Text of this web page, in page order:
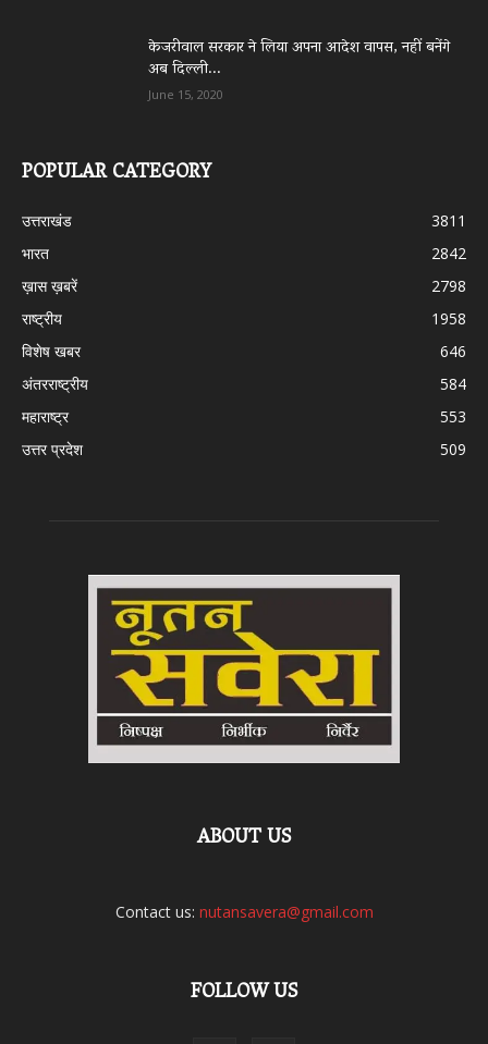
केजरीवाल सरकार ने लिया अपना आदेश वापस, नहीं बनेंगे
अब दिल्ली...
June 15, 2020
POPULAR CATEGORY
उत्तराखंड
3811
भारत
2842
ख़ास ख़बरें
2798
राष्ट्रीय
1958
विशेष खबर
646
अंतरराष्ट्रीय
584
महाराष्ट्र
553
उत्तर प्रदेश
509
ABOUT US
Contact us: nutansavera@gmail.com
FOLLOW US